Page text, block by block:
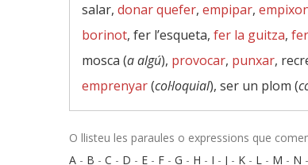
salar, donar quefer, empipar,
borinot, fer l’esqueta, fer la guitza,
mosca (a algú), provocar, punxar,
emprenyar(col·loquial), ser un plom (
O llisteu les paraules o expressions que
A - B - C - D - E - F - G - H - I - J - K - L - M - N -